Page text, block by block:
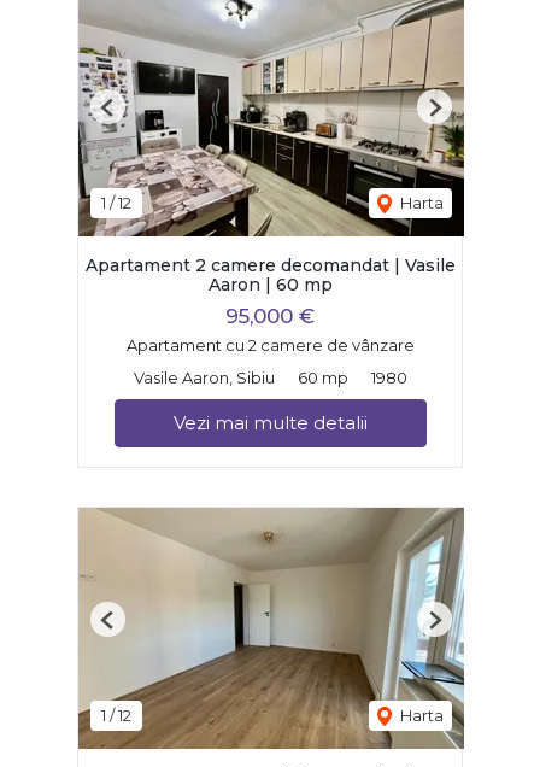
1 /12 Harta
Previous Next
Apartament 2 camere decomandat | Vasile
Aaron | 60 mp
95,000 €
Apartament cu 2 camere de vânzare
Vasile Aaron, Sibiu
60 mp 1980
Vezi mai multe detalii
1 /12 Harta
Previous Next